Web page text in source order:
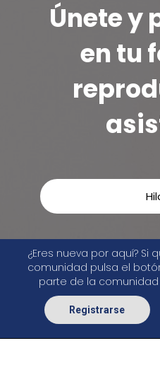
Únete y
en tu
¿Eres nueva por aquí? Si
comunidad pulsa el
parte de la
Registrarse